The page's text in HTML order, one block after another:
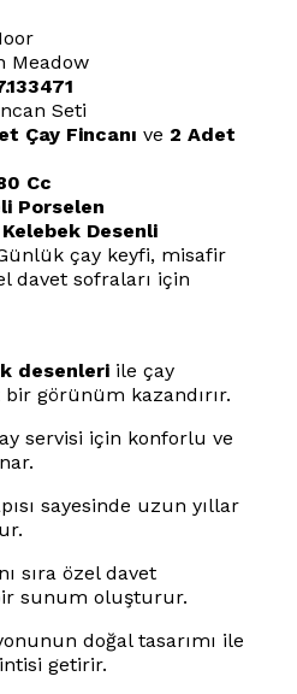
Meadow
Seti
Çay Fincanı ve 2 Adet
Cc
Porselen
Desenli
çay keyfi, misafir
davet sofraları için
desenleri ile çay
görünüm kazandırır.
servisi için konforlu ve
sayesinde uzun yıllar
sıra özel davet
sunum oluşturur.
doğal tasarımı ile
getirir.